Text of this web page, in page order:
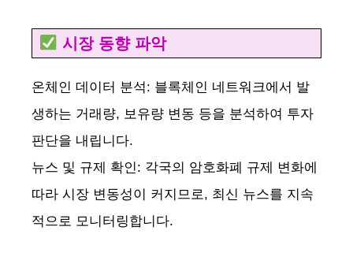
시장 동향 파악
온체인 데이터 분석: 블록체인 네트워크에서 발
생하는 거래량, 보유량 변동 등을 분석하여 투자
판단을 내립니다.
뉴스 및 규제 확인: 각국의 암호화폐 규제 변화에
따라 시장 변동성이 커지므로, 최신 뉴스를 지속
적으로 모니터링합니다.